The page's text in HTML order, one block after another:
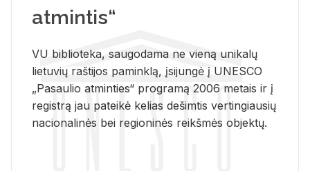
atmintis“
VU biblioteka, saugodama ne vieną unikalų
lietuvių raštijos paminklą, įsijungė į UNESCO
„Pasaulio atminties“ programą 2006 metais ir į
registrą jau pateikė kelias dešimtis vertingiausių
nacionalinės bei regioninės reikšmės objektų.